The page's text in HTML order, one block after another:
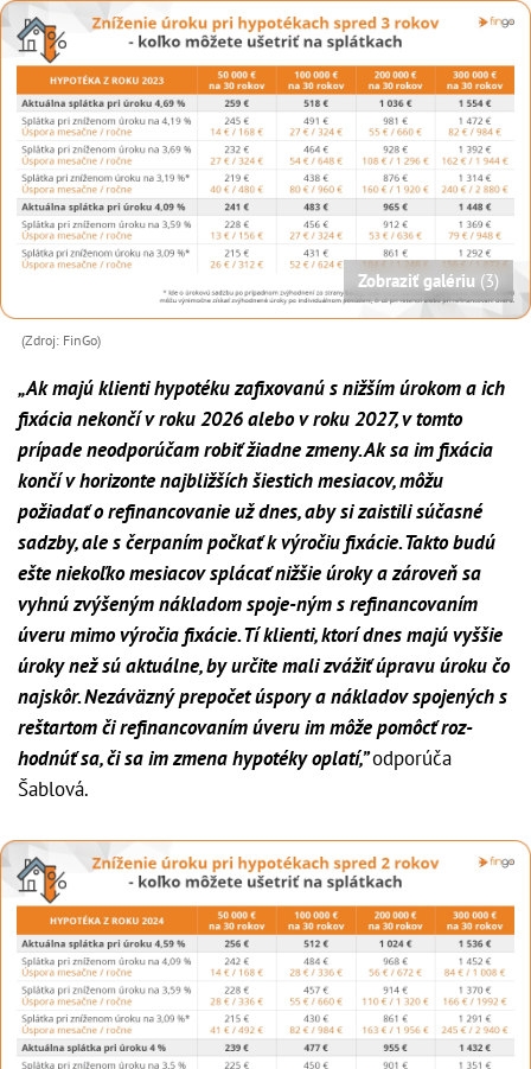
Zobraziť galériu (3)
(Zdroj: FinGo)
„Ak majú klienti hypotéku zafixovanú s nižším úrokom a ich
fixácia nekončí v roku 2026 alebo v roku 2027, v tomto
prípade neodporúčam robiť žiadne zmeny. Ak sa im fixácia
končí v horizonte najbližších šiestich mesiacov, môžu
požiadať o refinancovanie už dnes, aby si zaistili súčasné
sadzby, ale s čerpaním počkať k výročiu fixácie. Takto budú
ešte niekoľko mesiacov splácať nižšie úroky a zároveň sa
vyhnú zvýšeným nákladom spoje-ným s refinancovaním
úveru mimo výročia fixácie. Tí klienti, ktorí dnes majú vyššie
úroky než sú aktuálne, by určite mali zvážiť úpravu úroku čo
najskôr. Nezáväzný prepočet úspory a nákladov spojených s
reštartom či refinancovaním úveru im môže pomôcť roz-
hodnúť sa, či sa im zmena hypotéky oplatí,”odporúča
Šablová.